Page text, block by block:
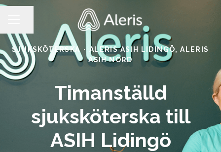
SJUKSKÖTERSKA ·
ALERIS ASIH LIDINGÖ, ALERIS
ASIH NORD
Timanställd
sjuksköterska till
ASIH Lidingö